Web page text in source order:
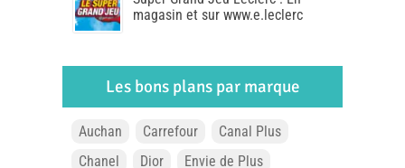
magasin et sur www.e.leclerc
Les bons plans par marque
Auchan Carrefour
Canal Plus
Chanel
Dior
Envie de Plus